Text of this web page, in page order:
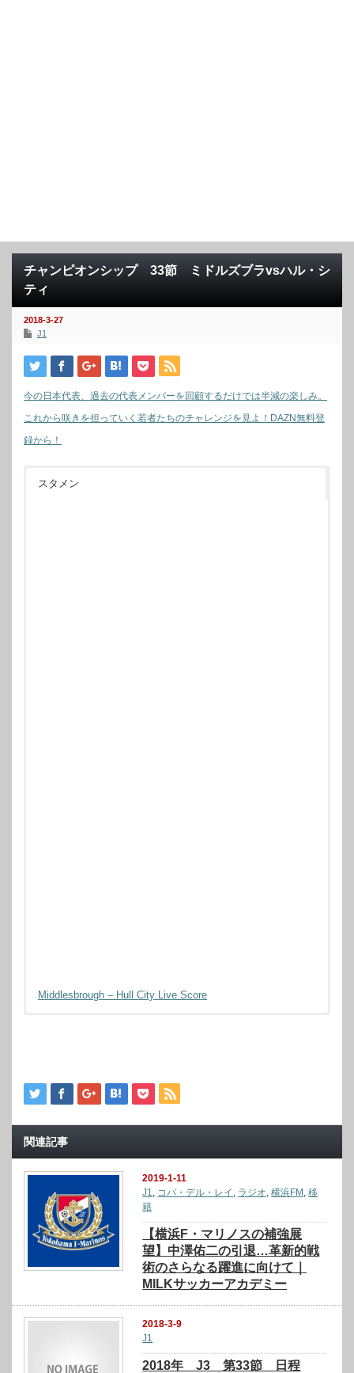
チャンピオンシップ 33節 ミドルズブラvsハル・シ
ティ
2018-3-27
J1
今の日本代表、過去の代表メンバーを回顧するだけでは半減の楽しみ。
これから咲きを担っていく若者たちのチャレンジを見よ！DAZN無料登
録から！
スタメン
Middlesbrough – Hull City Live Score
関連記事
2019-1-11
J1
コパ・デル・レイ ラジオ ,横浜FM ,移
籍
【横浜F・マリノスの補強展
望】中澤佑二の引退…革新的戦
術のさらなる躍進に向けて｜
MILKサッカーアカデミー
2018-3-9
J1
2018年 J3 第33節 日程